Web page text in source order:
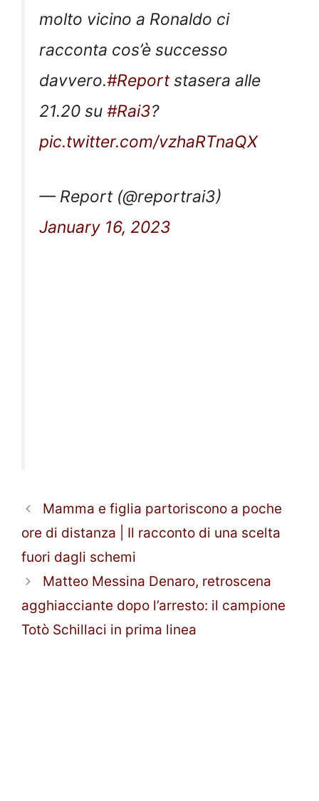
molto vicino a Ronaldo ci
racconta cos’è successo
davvero.#Report stasera alle
21.20 su #Rai3?
pic.twitter.com/vzhaRTnaQX
— Report (@reportrai3)
January 16, 2023
Mamma e figlia partoriscono a poche
ore di distanza | Il racconto di una scelta
fuori dagli schemi
Matteo Messina Denaro, retroscena
agghiacciante dopo l’arresto: il campione
Totò Schillaci in prima linea